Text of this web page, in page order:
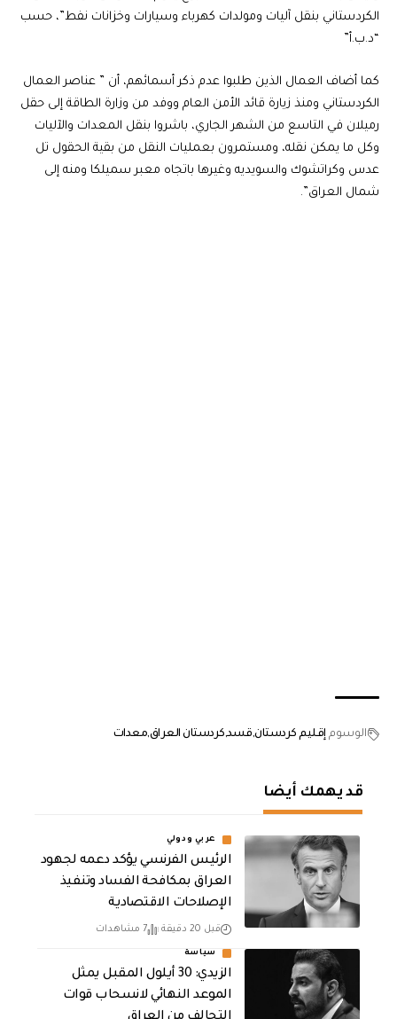
الكردستاني بنقل آليات ومولدات كهرباء وسيارات وخزانات نفط”، حسب
“د.ب.أ”
كما أضاف العمال الذين طلبوا عدم ذكر أسمائهم، أن ” عناصر العمال
الكردستاني ومنذ زيارة قائد الأمن العام ووفد من وزارة الطاقة إلى حقل
رميلان في التاسع من الشهر الجاري، باشروا بنقل المعدات والآليات
وكل ما يمكن نقله، ومستمرون بعمليات النقل من بقية الحقول تل
عدس وكراتشوك والسويديه وغيرها باتجاه معبر سميلكا ومنه إلى
شمال العراق”.
الوسوم إقليم كردستان قسد كردستان العراقمعدات
قد يهمك أيضا
عربي ودولي
الرئيس الفرنسي يؤكد دعمه لجهود
العراق بمكافحة الفساد وتنفيذ
الإصلاحات الاقتصادية
قبل 20 دقيقة 7 مشاهدات
سياسة
الزيدي: 30 أيلول المقبل يمثل
الموعد النهائي لانسحاب قوات